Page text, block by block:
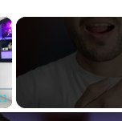
×
Fullscreen